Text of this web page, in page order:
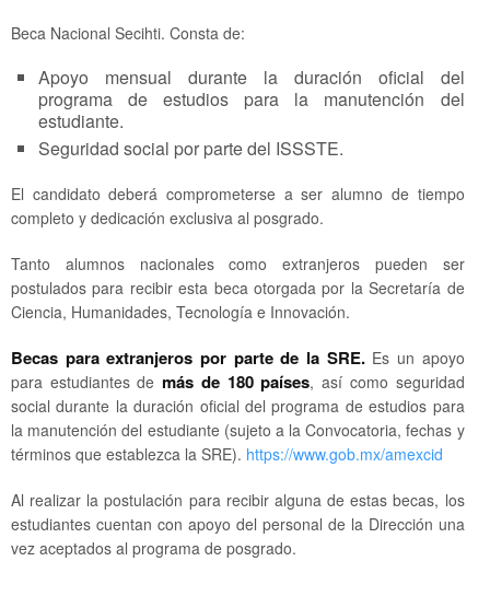
Beca Nacional Secihti. Consta de:
Apoyo mensual durante la duración oficial del
programa de estudios para la manutención del
estudiante.
Seguridad social por parte del ISSSTE.
El candidato deberá comprometerse a ser alumno de tiempo
completo y dedicación exclusiva al posgrado.
Tanto alumnos nacionales como extranjeros pueden ser
postulados para recibir esta beca otorgada por la Secretaría de
Ciencia, Humanidades, Tecnología e Innovación.
Becas para extranjeros por parte de la SRE.Es un apoyo
para estudiantes demás de 180 países, así como seguridad
social durante la duración oficial del programa de estudios para
la manutención del estudiante (sujeto a la Convocatoria, fechas y
términos que establezca la SRE). https://www.gob.mx/amexcid
Al realizar la postulación para recibir alguna de estas becas, los
estudiantes cuentan con apoyo del personal de la Dirección una
vez aceptados al programa de posgrado.